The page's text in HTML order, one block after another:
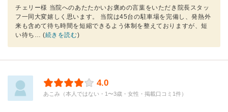
チェリー様 当院へのあたたかいお褒めの言葉をいただき院長スタッ
フ一同大変嬉しく思います。 当院は45台の駐車場を完備し、発熱外
来も含めて待ち時間を短縮できるよう体制を整えておりますが、短
い待ち … (続きを読む)
4.0
あこみ（本人ではない・1〜3歳・女性・掲載口コミ1件）